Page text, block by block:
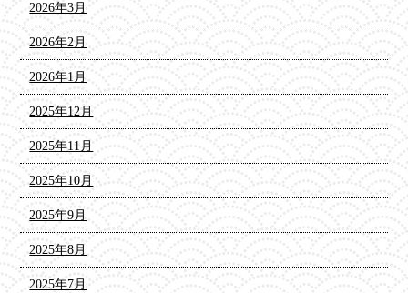
2026年3月
2026年2月
2026年1月
2025年12月
2025年11月
2025年10月
2025年9月
2025年8月
2025年7月